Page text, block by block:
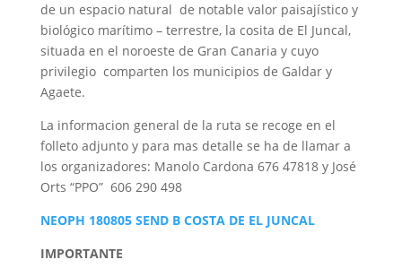
de un espacio natural de notable valor paisajístico y
biológico marítimo – terrestre, la cosita de El Juncal,
situada en el noroeste de Gran Canaria y cuyo
privilegio comparten los municipios de Galdar y
Agaete.
La informacion general de la ruta se recoge en el
folleto adjunto y para mas detalle se ha de llamar a
los organizadores: Manolo Cardona 676 47818 y José
Orts “PPO” 606 290 498
NEOPH 180805 SEND B COSTA DE EL JUNCAL
IMPORTANTE